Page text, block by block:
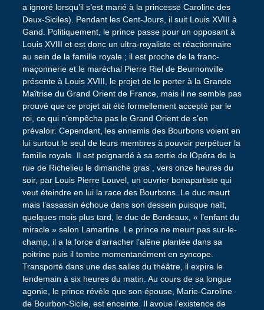
a ignoré lorsqu’il s’est marié à la princesse Caroline des
Deux-Siciles). Pendant les Cent-Jours, il suit Louis XVIII à
Gand. Politiquement, le prince passe pour un opposant à
Louis XVIII et est donc un ultra-royaliste et réactionnaire
au sein de la famille royale ; il est proche de la franc-
maçonnerie et le maréchal Pierre Riel de Beurnonville
présente à Louis XVIII, le projet de le porter à la Grande
Maîtrise du Grand Orient de France, mais il ne semble pas
prouvé que ce projet ait été formellement accepté par le
roi, ce qui n’empêcha pas le Grand Orient de s’en
prévaloir. Cependant, les ennemis des Bourbons voient en
lui surtout le seul de leurs membres à pouvoir perpétuer la
famille royale. Il est poignardé à sa sortie de lOpéra de la
rue de Richelieu le dimanche gras , vers onze heures du
soir, par Louis Pierre Louvel, un ouvrier bonapartiste qui
veut éteindre en lui la race des Bourbons. Le duc meurt
mais l’assassin échoue dans son dessein puisque naît,
quelques mois plus tard, le duc de Bordeaux, « l’enfant du
miracle » selon Lamartine. Le prince ne meurt pas sur-le-
champ, il a la force d’arracher l’alêne plantée dans sa
poitrine puis il tombe momentanément en syncope.
Transporté dans une des salles du théâtre, il expire le
lendemain à six heures du matin. Au cours de sa longue
agonie, le prince révèle que son épouse, Marie-Caroline
de Bourbon-Sicile, est enceinte. Il avoue l’existence de